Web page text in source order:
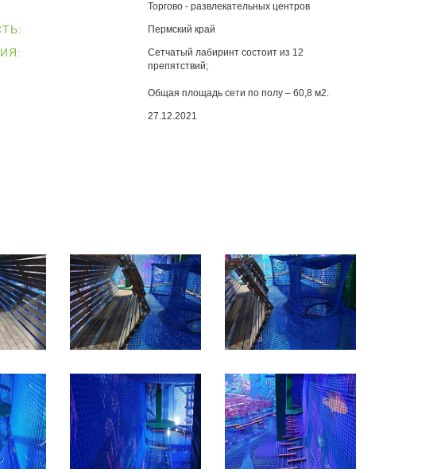
Торгово - развлекательных центров
Пермский край
Сетчатый лабиринт состоит из 12
препятствий;
Общая площадь сети по полу – 60,8 м2.
27.12.2021